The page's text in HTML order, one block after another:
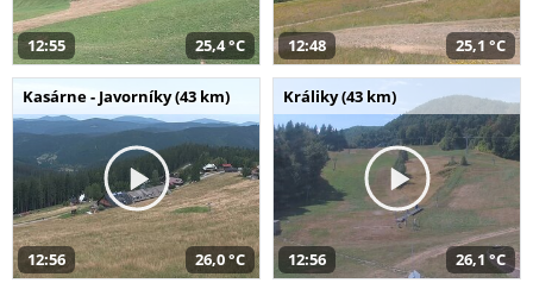
12:55 25,4 °C 12:48 25,1 °C
Kasárne - Javorníky (43 km)
12:56 26,0 °C
Králiky (43 km)
12:56 26,1 °C